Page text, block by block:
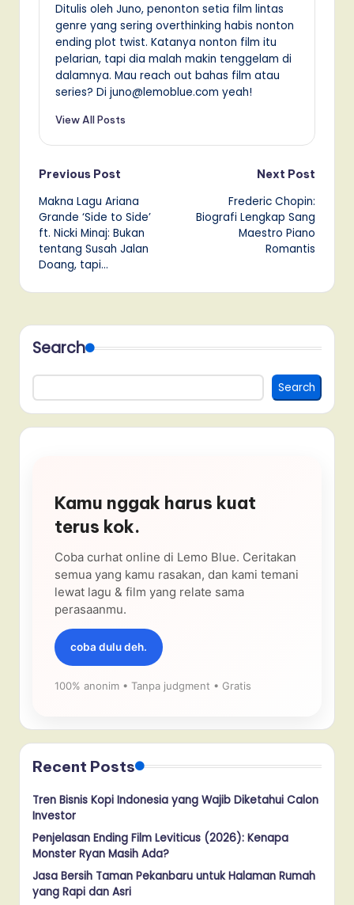
Ditulis oleh Juno, penonton setia film lintas
genre yang sering overthinking habis nonton
ending plot twist. Katanya nonton film itu
pelarian, tapi dia malah makin tenggelam di
dalamnya. Mau reach out bahas film atau
series? Di juno@lemoblue.com yeah!
View All Posts
Post
navigation
Previous Post
Makna Lagu Ariana
Grande ‘Side to Side’
ft. Nicki Minaj: Bukan
tentang Susah Jalan
Doang, tapi…
Next Post
Frederic Chopin:
Biografi Lengkap Sang
Maestro Piano
Romantis
Search
Search
Kamu nggak harus kuat
terus kok.
Coba curhat online di Lemo Blue. Ceritakan
semua yang kamu rasakan, dan kami temani
lewat lagu & film yang relate sama
perasaanmu.
coba dulu deh.
100% anonim • Tanpa judgment • Gratis
Recent Posts
Tren Bisnis Kopi Indonesia yang Wajib Diketahui Calon
Investor
Penjelasan Ending Film Leviticus (2026): Kenapa
Monster Ryan Masih Ada?
Jasa Bersih Taman Pekanbaru untuk Halaman Rumah
yang Rapi dan Asri